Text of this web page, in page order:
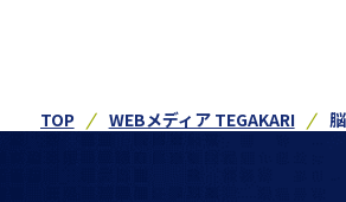
TOP WEBメディア TEGAKARI